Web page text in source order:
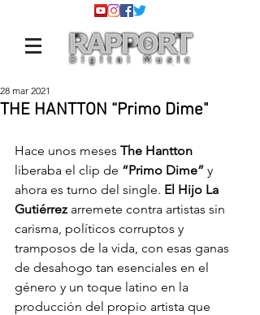
THE HANTTON “Primo Dime"
28 mar 2021
Hace unos meses The Hantton
liberaba el clip de “Primo Dime” y
ahora es turno del single. El Hijo La
Gutiérrez arremete contra artistas sin
carisma, políticos corruptos y
tramposos de la vida, con esas ganas
de desahogo tan esenciales en el
género y un toque latino en la
producción del propio artista que